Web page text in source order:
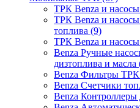
ТРК Benza и насосы
ТРК Benza и насосы
топлива (9)
ТРК Benza и насосы
Benza Ручные
дизтоплива и масла
Benza Фильтры
Benza Счетчики
Benza Контроллеры